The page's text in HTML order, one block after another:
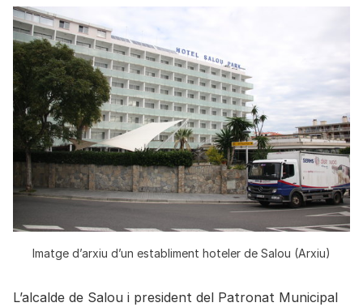
Imatge d’arxiu d’un establiment hoteler de Salou (Arxiu)
L’alcalde de Salou i president del Patronat Municipal